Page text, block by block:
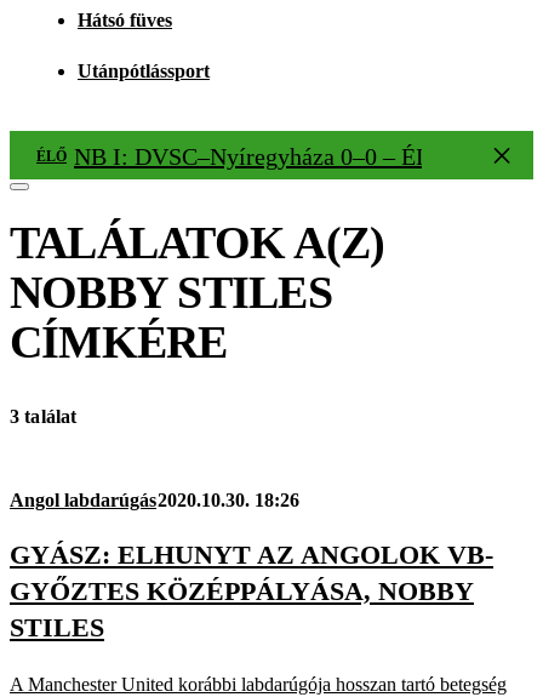
Hátsó füves
Utánpótlássport
ÉLŐ NB I: DVSC–Nyíregyháza 0–0 – ÉLŐ!
TALÁLATOK A(Z)
NOBBY STILES
CÍMKÉRE
3 találat
Angol labdarúgás2020.10.30. 18:26
GYÁSZ: ELHUNYT AZ ANGOLOK VB-
GYŐZTES KÖZÉPPÁLYÁSA, NOBBY
STILES
A Manchester United korábbi labdarúgója hosszan tartó betegség